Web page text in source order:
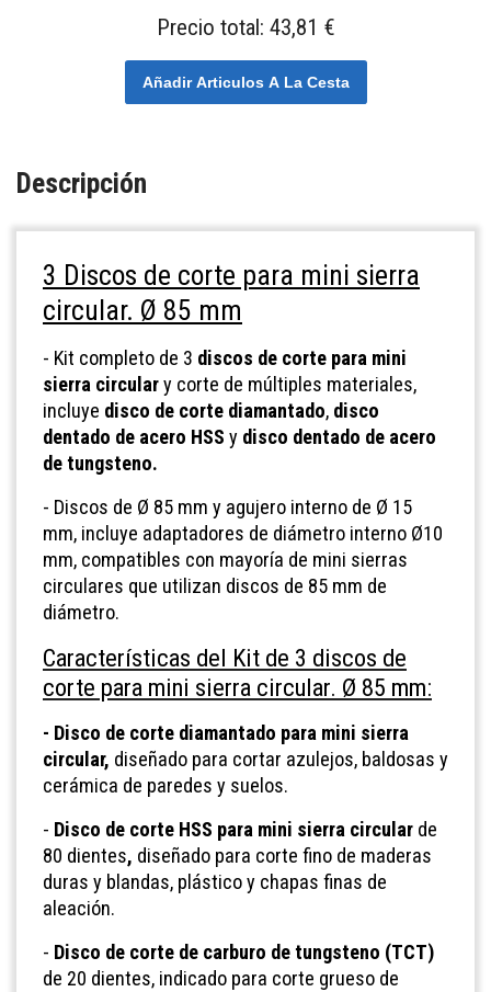
Precio total: 43,81 €
Añadir Articulos A La Cesta
Descripción
3 Discos de corte para mini sierra
circular. Ø 85 mm
- Kit completo de 3 discos de corte para mini
sierra circulary corte de múltiples materiales,
incluye disco de corte diamantado, disco
dentado de acero HSS y disco dentado de acero
de tungsteno.
- Discos de Ø 85 mm y agujero interno de Ø 15
mm, incluye adaptadores de diámetro interno Ø10
mm, compatibles con mayoría de mini sierras
circulares que utilizan discos de 85 mm de
diámetro.
Características del Kit de 3 discos de
corte para mini sierra circular. Ø 85 mm:
- Disco de corte diamantado para mini sierra
circular, diseñado para cortar azulejos, baldosas y
cerámica de paredes y suelos.
- Disco de corte HSS para mini sierra circular de
80 dientes, diseñado para corte fino de maderas
duras y blandas, plástico y chapas finas de
aleación.
- Disco de corte de carburo de tungsteno (TCT)
de 20 dientes, indicado para corte grueso de